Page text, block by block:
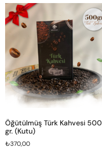
Öğütülmüş Türk Kahvesi 500
gr. (Kutu)
₺370,00